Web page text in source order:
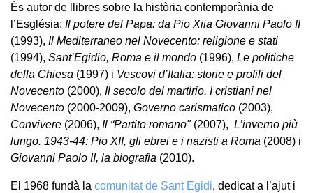
És autor de llibres sobre la història contemporània de
l’Església: Il potere del Papa: da Pio Xiia Giovanni Paolo II
(1993), Il Mediterraneo nel Novecento: religione e stati
(1994), Sant’Egidio, Roma e il mondo (1996), Le politiche
della Chiesa (1997) i Vescovi d’Italia: storie e profili del
Novecento (2000), Il secolo del martirio. I cristiani nel
Novecento (2000-2009), Governo carismatico (2003),
Convivere (2006), Il “Partito romano"(2007), L’inverno più
lungo. 1943-44: Pio XII, gli ebrei e i nazisti a Roma (2008) i
Giovanni Paolo II, la biografia (2010).
El 1968 fundà la comunitat de Sant Egidi, dedicat a l’ajut i